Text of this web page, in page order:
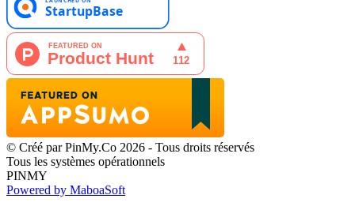
© Créé par PinMy.Co 2026 - Tous droits réservés
Tous les systèmes opérationnels
PINMY
Powered by MaboaSoft